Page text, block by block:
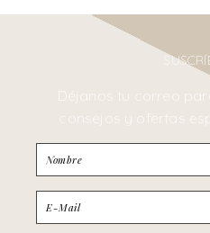
Déjanos tu correo
consejos y ofertas